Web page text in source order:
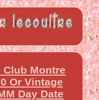
Montre
Or Vintage
Day Date